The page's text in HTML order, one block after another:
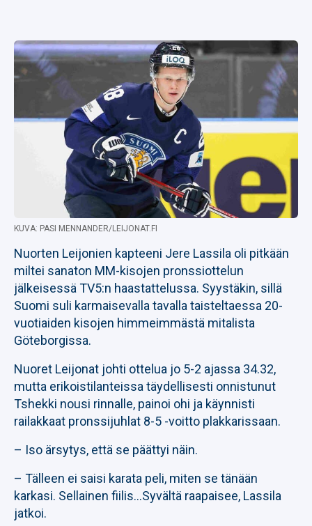
KUVA: PASI MENNANDER/LEIJONAT.FI
Nuorten Leijonien kapteeni Jere Lassila oli pitkään
miltei sanaton MM-kisojen pronssiottelun
jälkeisessä TV5:n haastattelussa. Syystäkin, sillä
Suomi suli karmaisevalla tavalla taisteltaessa 20-
vuotiaiden kisojen himmeimmästä mitalista
Göteborgissa.
Nuoret Leijonat johti ottelua jo 5-2 ajassa 34.32,
mutta erikoistilanteissa täydellisesti onnistunut
Tshekki nousi rinnalle, painoi ohi ja käynnisti
railakkaat pronssijuhlat 8-5 -voitto plakkarissaan.
– Iso ärsytys, että se päättyi näin.
– Tälleen ei saisi karata peli, miten se tänään
karkasi. Sellainen fiilis…Syvältä raapaisee, Lassila
jatkoi.